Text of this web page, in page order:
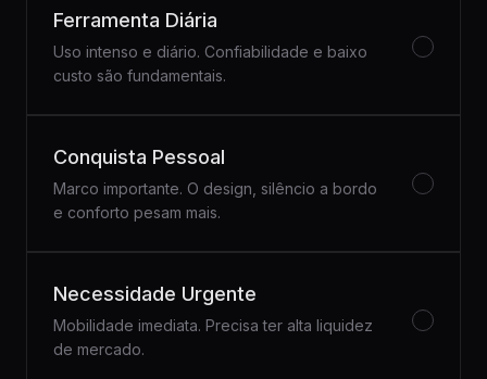
Ferramenta Diária
Uso intenso e diário. Confiabilidade e baixo
custo são fundamentais.
Conquista Pessoal
Marco importante. O design, silêncio a bordo
e conforto pesam mais.
Necessidade Urgente
Mobilidade imediata. Precisa ter alta liquidez
de mercado.